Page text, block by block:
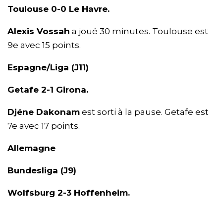
Toulouse 0-0 Le Havre.
Alexis Vossah a joué 30 minutes. Toulouse est
9e avec 15 points.
Espagne/Liga (J11)
Getafe 2-1 Girona.
Djéne Dakonam est sorti à la pause. Getafe est
7e avec 17 points.
Allemagne
Bundesliga (J9)
Wolfsburg 2-3 Hoffenheim.